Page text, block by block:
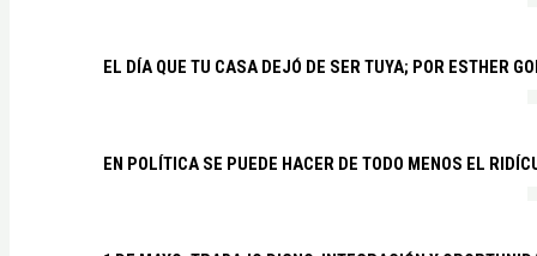
EL DÍA QUE TU CASA DEJÓ DE SER TUYA; POR ESTHER
EN POLÍTICA SE PUEDE HACER DE TODO MENOS EL